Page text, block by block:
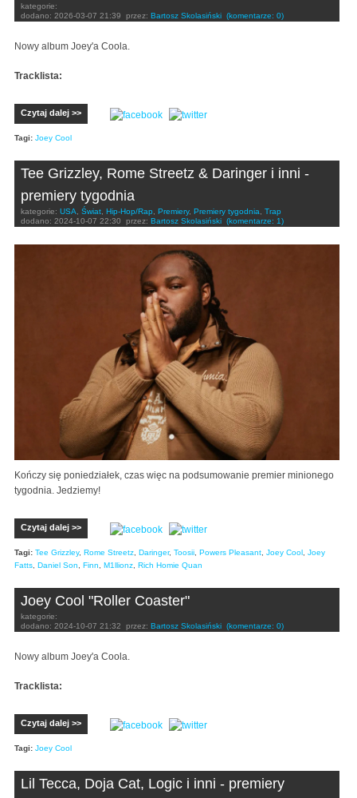
kategorie:
dodano: 2026-03-07 21:39 przez: Bartosz Skolasiński (komentarze: 0)
Nowy album Joey'a Coola.
Tracklista:
Czytaj dalej >>
Tagi: Joey Cool
Tee Grizzley, Rome Streetz & Daringer i inni -
premiery tygodnia
kategorie: USA, Świat, Hip-Hop/Rap, Premiery, Premiery tygodnia, Trap
dodano: 2024-10-07 22:30 przez: Bartosz Skolasiński (komentarze: 1)
Kończy się poniedziałek, czas więc na podsumowanie premier minionego
tygodnia. Jedziemy!
Czytaj dalej >>
Tagi: Tee Grizzley, Rome Streetz Daringer, Toosii Powers Pleasant Joey Cool Joey
Fatts Daniel Son Finn M1llionz Rich Homie Quan
Joey Cool "Roller Coaster"
kategorie:
dodano: 2024-10-07 21:32 przez: Bartosz Skolasiński (komentarze: 0)
Nowy album Joey'a Coola.
Tracklista:
Czytaj dalej >>
Tagi: Joey Cool
Lil Tecca, Doja Cat, Logic i inni - premiery